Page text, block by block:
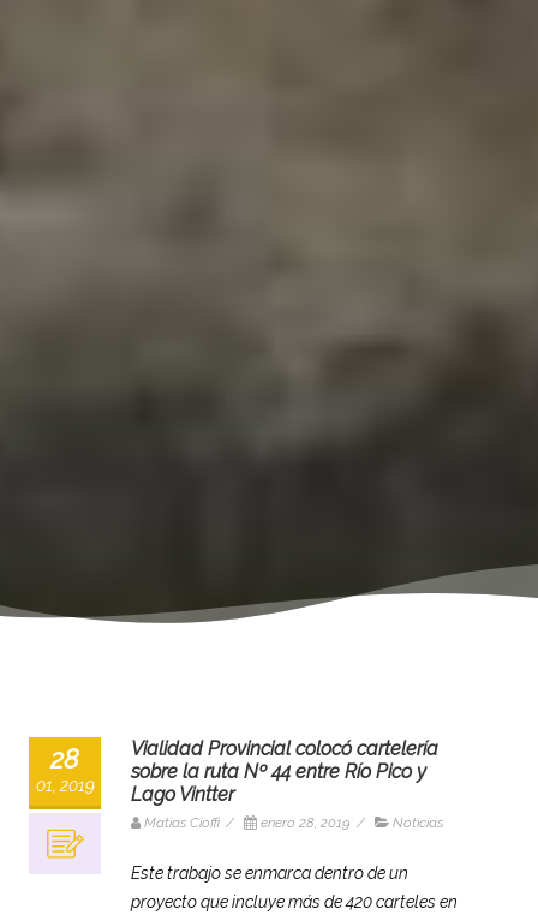
28
01, 2019
Vialidad Provincial colocó cartelería
sobre la ruta Nº 44 entre Río Pico y
Lago Vintter
Matias Cioffi / enero 28, 2019 / Noticias
Este trabajo se enmarca dentro de un
proyecto que incluye más de 420 carteles en